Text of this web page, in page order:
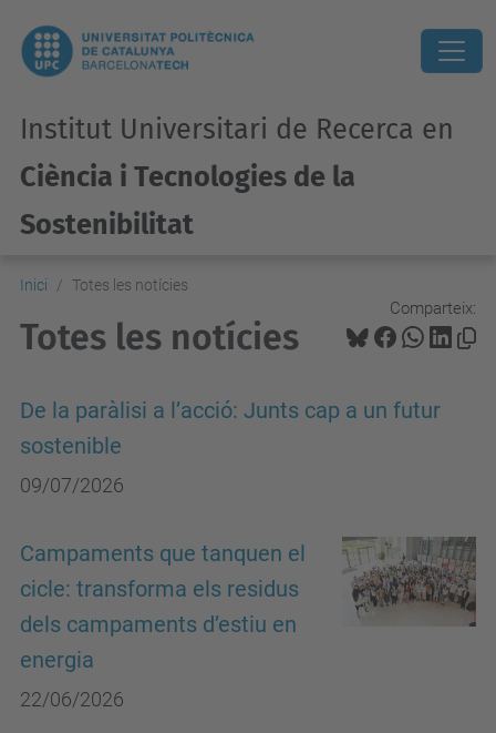
Institut Universitari de Recerca en
Ciència i Tecnologies de la
Sostenibilitat
Inici Totes les notícies
Comparteix:
Totes les notícies
De la paràlisi a l’acció: Junts cap a un futur
sostenible
09/07/2026
Campaments que tanquen el
cicle: transforma els residus
dels campaments d’estiu en
energia
22/06/2026